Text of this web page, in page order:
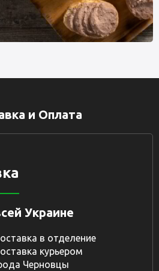
и Оплата
Украине
в отделение
курьером
Черновцы